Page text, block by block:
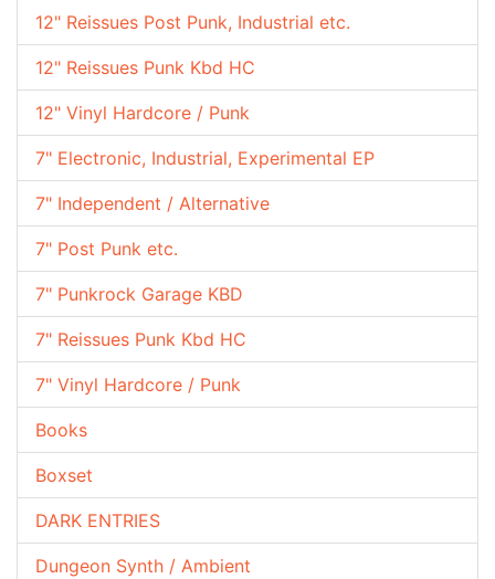
12" Reissues Post Punk, Industrial etc.
12" Reissues Punk Kbd HC
12" Vinyl Hardcore / Punk
7" Electronic, Industrial, Experimental EP
7" Independent / Alternative
7" Post Punk etc.
7" Punkrock Garage KBD
7" Reissues Punk Kbd HC
7" Vinyl Hardcore / Punk
Books
Boxset
DARK ENTRIES
Dungeon Synth / Ambient